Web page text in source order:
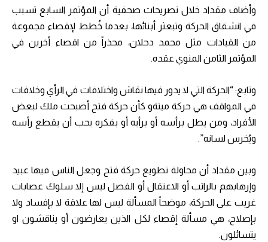
وأضاف مقداد خلال تصريحات صحفية أن المؤتمر السابع تسبب
في انشقاق الحركة وتبعثر أبنائها، بعدما خُطط لإقصاء مجموعة
من القيادات مثل محمد دحلان، محذراً من اقصاء أخرين في
المؤتمر الثامن المنوي عقده.
وتابع: “الحركة التي لا يدور فيها نقاش واختلافات في الرأي وخلافات
في المواقف هي حركة ميتةو كأن حركة فتح أصبحت ملك لبعض
الأفراد، ومن يطل برأسه أو برأيه أو بفكره يحب أن يقطع رأسه
ويُخرس لسانه”.
وبين مقداد أن محاولة تطويع حركة فتح وجعل الناس فيها عبيد
وإرهابهم بالراتب أو الاعتقال أو الفصل ليس إلا سلوك عصابات
غريب على الحركة، موضحاً المسألة ليس لها علاقة لا بإفساد ولا
بإصلاح، هي مسألة إقصاء لكل الذين يعارضون أو يناقشون او
يتسائلون.